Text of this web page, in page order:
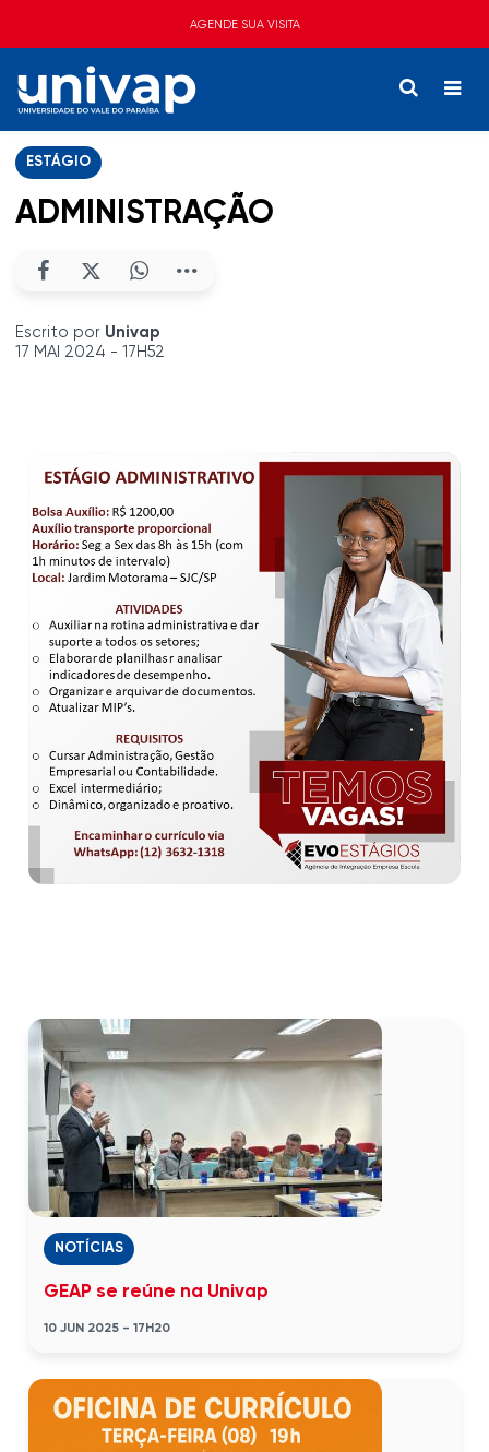
AGENDE SUA VISITA
ESTÁGIO
ADMINISTRAÇÃO
Escrito por Univap
17 MAI 2024 - 17H52
NOTÍCIAS
GEAP se reúne na Univap
10 JUN 2025 - 17H20